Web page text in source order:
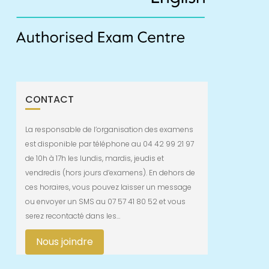
CONTACT
La responsable de l’organisation des examens
est disponible par téléphone au 04 42 99 21 97
de 10h à 17h les lundis, mardis, jeudis et
vendredis (hors jours d’examens). En dehors de
ces horaires, vous pouvez laisser un message
ou envoyer un SMS au 07 57 41 80 52 et vous
serez recontacté dans les…
Nous joindre